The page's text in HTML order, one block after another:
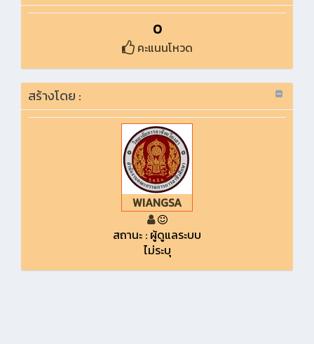
0
คะแนนโหวด
สร้างโดย :
WIANGSA
สถานะ : ผู้ดูแลระบบ
ไม่ระบุ